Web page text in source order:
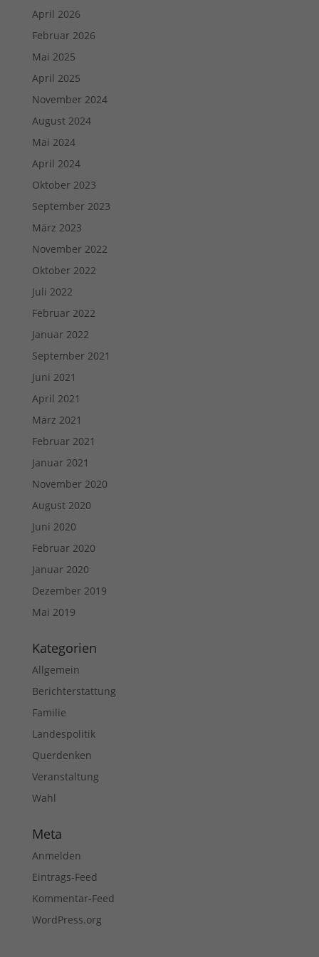
April 2026
Februar 2026
Mai 2025
April 2025
November 2024
August 2024
Mai 2024
April 2024
Oktober 2023
September 2023
März 2023
November 2022
Oktober 2022
Juli 2022
Februar 2022
Januar 2022
September 2021
Juni 2021
April 2021
März 2021
Februar 2021
Januar 2021
November 2020
August 2020
Juni 2020
Februar 2020
Januar 2020
Dezember 2019
Mai 2019
Kategorien
Allgemein
Berichterstattung
Familie
Landespolitik
Querdenken
Veranstaltung
Wahl
Meta
Anmelden
Eintrags-Feed
Kommentar-Feed
WordPress.org